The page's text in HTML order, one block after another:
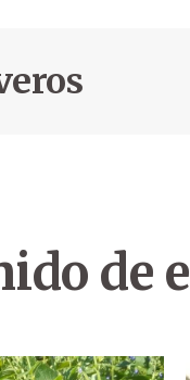
de